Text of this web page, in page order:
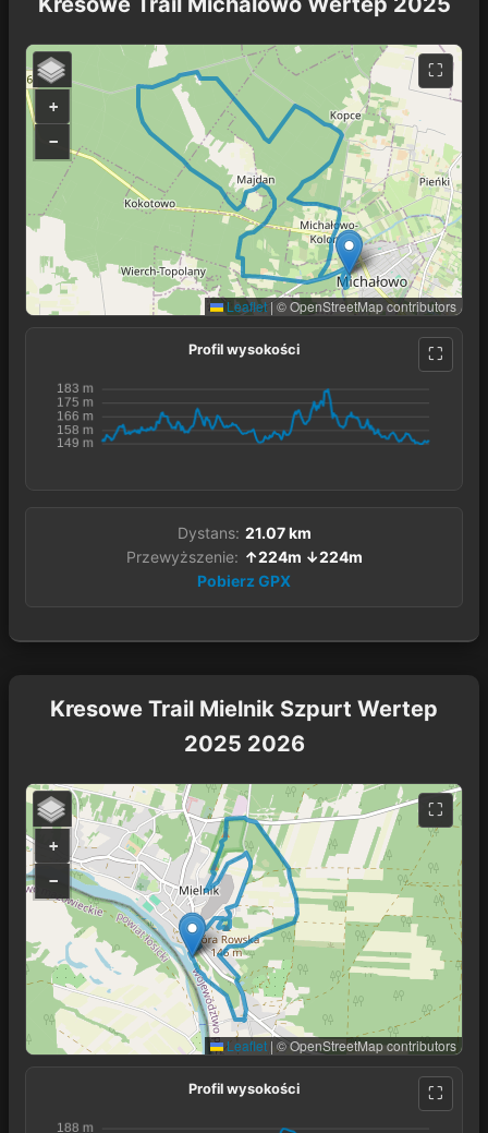
+
−
Leaflet | © OpenStreetMap contributors
Profil wysokości
Dystans: 21.07 km
Przewyższenie: ↑224m ↓224m
Pobierz GPX
Kresowe Trail Mielnik Szpurt Wertep
2025 2026
+
−
Leaflet | © OpenStreetMap contributors
Profil wysokości